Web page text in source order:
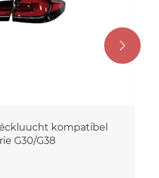
kompatibel
G30/G38
